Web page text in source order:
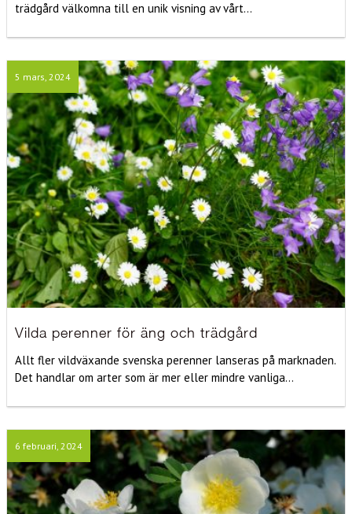
trädgård välkomna till en unik visning av vårt...
5 mars, 2024
Vilda perenner för äng och trädgård
Allt fler vildväxande svenska perenner lanseras på marknaden.
Det handlar om arter som är mer eller mindre vanliga...
6 februari, 2024